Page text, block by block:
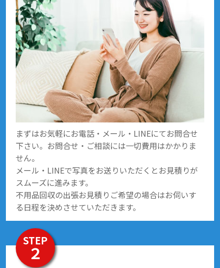
まずはお気軽にお電話・メール・LINEにてお問合せ
下さい。お問合せ・ご相談には一切費用はかかりま
せん。
メール・LINEで写真をお送りいただくとお見積りが
スムーズに進みます。
不用品回収の出張お見積りご希望の場合はお伺いす
る日程を決めさせていただきます。
STEP
２